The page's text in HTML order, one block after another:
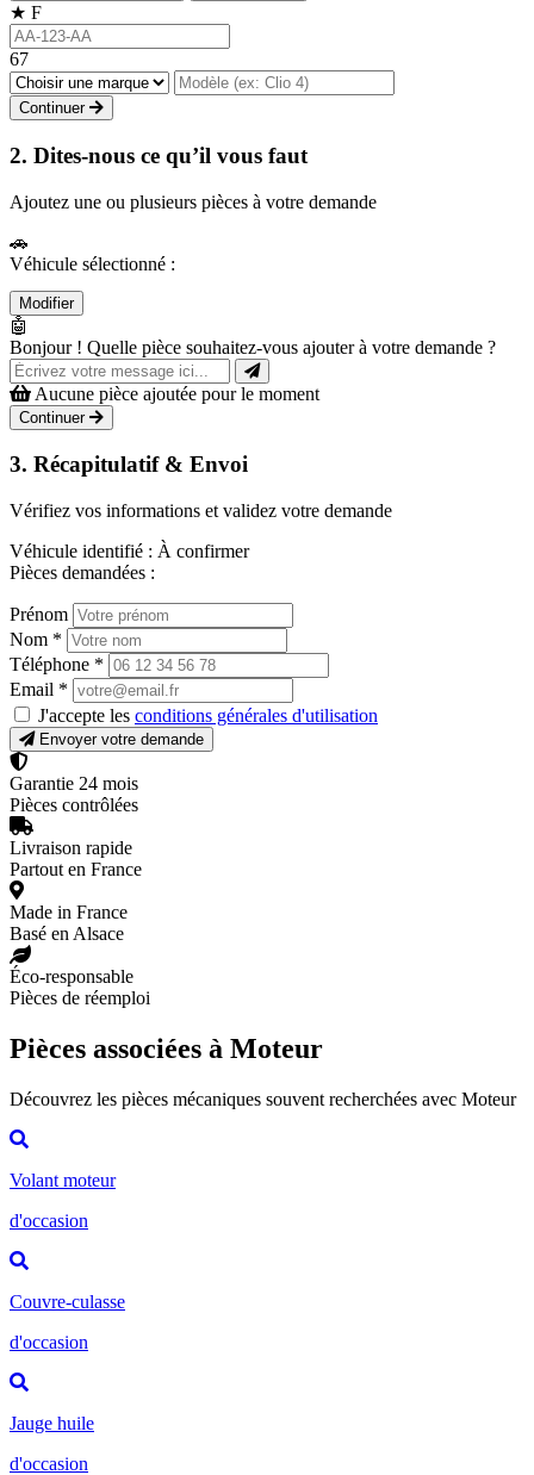
★ F
67
Continuer
2. Dites-nous ce qu’il vous faut
Ajoutez une ou plusieurs pièces à votre demande
🚗
Véhicule sélectionné :
Modifier
🤖
Bonjour ! Quelle pièce souhaitez-vous ajouter à votre demande ?
Aucune pièce ajoutée pour le moment
Continuer
3. Récapitulatif & Envoi
Vérifiez vos informations et validez votre demande
Véhicule identifié : À confirmer
Pièces demandées :
Prénom
Nom *
Téléphone *
Email *
J'accepte les conditions générales d'utilisation
Envoyer votre demande
Garantie 24 mois
Pièces contrôlées
Livraison rapide
Partout en France
Made in France
Basé en Alsace
Éco-responsable
Pièces de réemploi
Pièces associées à Moteur
Découvrez les pièces mécaniques souvent recherchées avec Moteur
Volant moteur
d'occasion
Couvre-culasse
d'occasion
Jauge huile
d'occasion